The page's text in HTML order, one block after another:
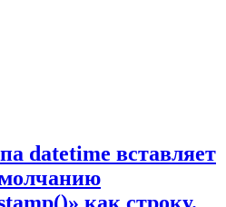
datetime вставляет